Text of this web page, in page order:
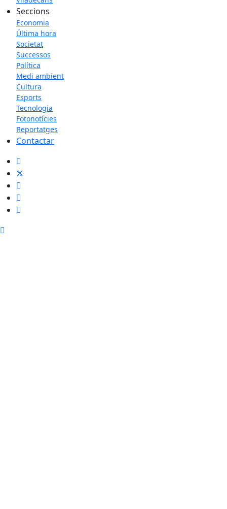
Seccions
Economia
Última hora
Societat
Successos
Política
Medi ambient
Cultura
Esports
Tecnologia
Fotonotícies
Reportatges
Contactar